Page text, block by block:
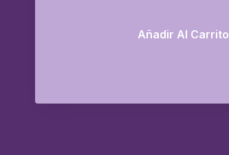
Añadir Al Carrito